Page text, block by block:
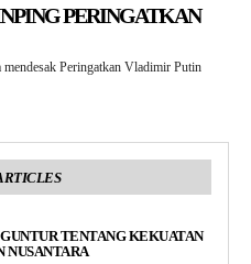
PERINGATKAN
Peringatkan Vladimir Putin
TENTANG KEKUATAN
NUSANTARA